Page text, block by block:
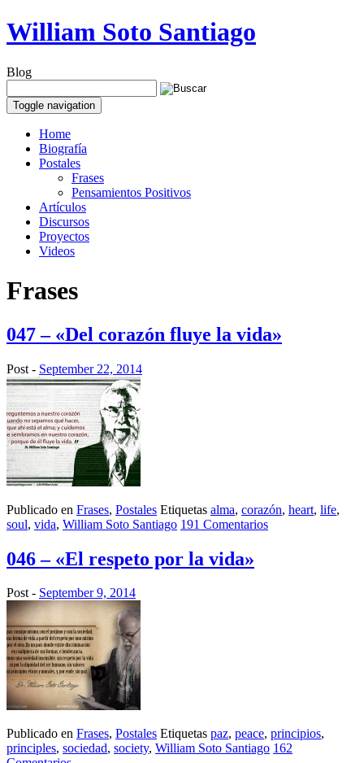
William Soto Santiago
Blog
Toggle navigation
Home
Biografía
Postales
Frases
Pensamientos Positivos
Artículos
Discursos
Proyectos
Videos
Frases
047 – «Del corazón fluye la vida»
Post - September 22, 2014
Publicado en Frases, Postales Etiquetas alma, corazón, heart, life,
soul, vida, William Soto Santiago 191 Comentarios
046 – «El respeto por la vida»
Post - September 9, 2014
Publicado en Frases, Postales Etiquetas paz, peace, principios,
principles, sociedad, society, William Soto Santiago 162